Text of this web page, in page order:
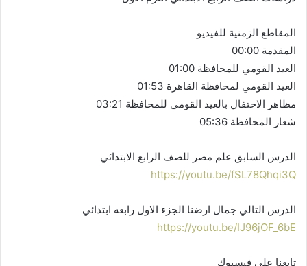
المقاطع الزمنية للفيديو
المقدمة 00:00
العيد القومي للمحافظة 01:00
العيد القومي لمحافظة القاهرة 01:53
مظاهر الاحتفال بالعيد القومي للمحافظة 03:21
شعار المحافظة 05:36
الدرس السابق علم مصر للصف الرابع الابتدائي
https://youtu.be/fSL78Qhqi3Q
الدرس التالي جمال ارضنا الجزء الاول رابعه ابتدائي
https://youtu.be/IJ96jOF_6bE
تابعنا على فيسبوك